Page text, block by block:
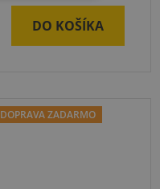
DO KOŠÍKA
DOPRAVA ZADARMO